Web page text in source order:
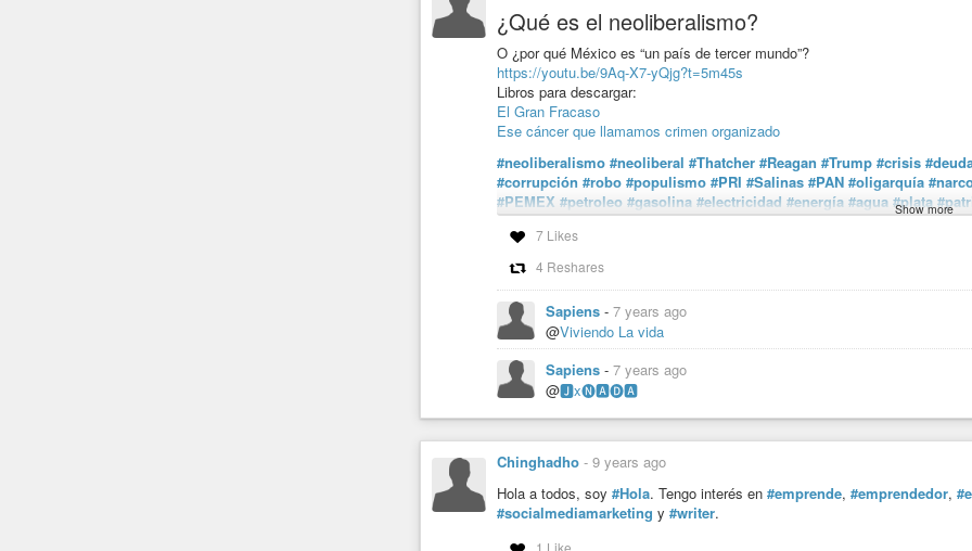
¿Qué es el neoliberalismo?
O ¿por qué México es “un país de tercer mundo”?
https://youtu.be/9Aq-X7-yQjg?t=5m45s
Libros para descargar:
El Gran Fracaso
Ese cáncer que llamamos crimen organizado
#neoliberalismo #neoliberal #Thatcher #Reagan #Trump #crisis
#corrupción #robo #populismo #PRI #Salinas #PAN #oligarquía
#PEMEX #petroleo #gasolina #electricidad #energía #agua #plata
#corporaciones #industria #emprendedor #comercio #política #ley
#tutorial #lectura
#cultura
#autogestión
#unam #salud #cocacola
#agricultura
#Cardenas #cardenismo #ñ #diaspora
#Campeche #Chiapas #Chihuahua
#Michoacan
#Tabasco #Tamaulipas #Tlaxcala
Show more
7 Likes
4 Reshares
Sapiens - 7 years ago
@Viviendo La vida
Sapiens - 7 years ago
@🅹x🅝🅰🅓🅰
Chinghadho - 9 years ago
Hola a todos, soy #Hola. Tengo interés en #emprende, #emprendedor,
#socialmediamarketing y #writer.